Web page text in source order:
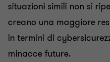
situazioni simili non si
creano una maggiore
in termini di
minacce future.